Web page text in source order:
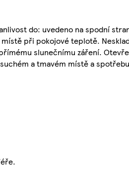
do: uvedeno na spodní
při pokojové teplotě.
slunečnímu záření.
a tmavém místě a